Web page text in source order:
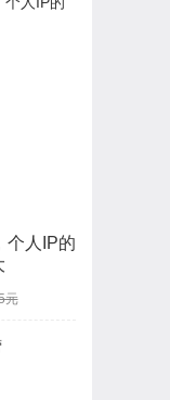
个人IP的
元